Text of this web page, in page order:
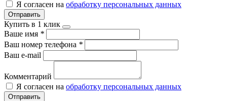
Я согласен на обработку персональных данных
Отправить
Купить в 1 клик
Ваше имя *
Ваш номер телефона *
Ваш e-mail
Комментарий
Я согласен на обработку персональных данных
Отправить